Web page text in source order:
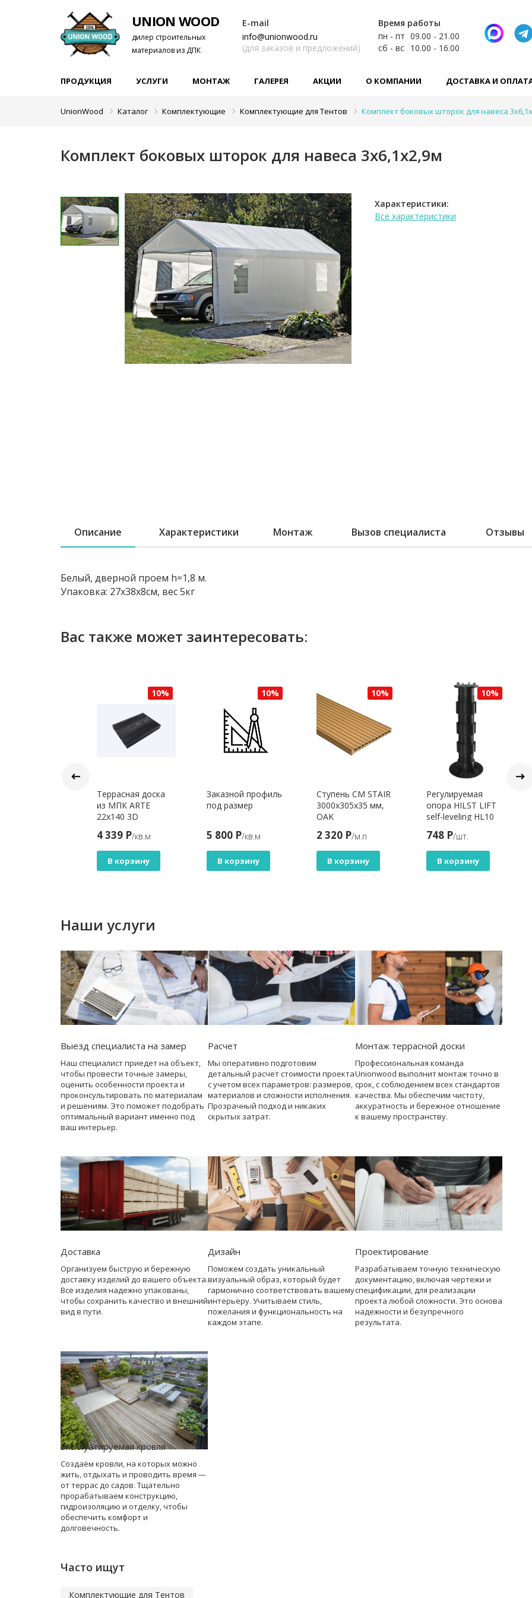
UNION WOOD
дилер строительных
материалов из ДПК
Время работы
пн - пт 09.00 - 21.00
сб - вс 10.00 - 16.00
E-mail
info@unionwood.ru
(для заказов и предложений)
ПРОДУКЦИЯ УСЛУГИ МОНТАЖ ГАЛЕРЕЯ АКЦИИ О КОМПАНИИ ДОСТАВКА И
UnionWood Каталог Комплектующие Комплектующие для Тентов Комплект боковых шторок для навеса
Комплект боковых шторок для навеса 3x6,1x2,9м
Характеристики:
Все характеристики
Описание Характеристики Монтаж Вызов специалиста Отзывы
Белый, дверной проем h=1,8 м.
Упаковка: 27х38х8см, вес 5кг
Вас также может заинтересовать:
10%
Террасная доска
из МПК ARTE
22x140 3D
4 339 Р/кв.м
В корзину
10%
Заказной профиль
под размер
5 800 Р/кв.м
В корзину
10%
Ступень CM STAIR
3000x305x35 мм,
OAK
2 320 Р/м.п
В корзину
10%
Регулируемая
опора HILST LIFT
self-leveling HL10
748 Р/шт.
В корзину
Наши услуги
Выезд специалиста на замер
Наш специалист приедет на объект,
чтобы провести точные замеры,
оценить особенности проекта и
проконсультировать по материалам
и решениям. Это поможет подобрать
оптимальный вариант именно под
ваш интерьер.
Расчет
Мы оперативно подготовим
детальный расчет стоимости проекта
с учетом всех параметров: размеров,
материалов и сложности исполнения.
Прозрачный подход и никаких
скрытых затрат.
Монтаж террасной доски
Профессиональная команда
Unionwood выполнит монтаж точно в
срок, с соблюдением всех стандартов
качества. Мы обеспечим чистоту,
аккуратность и бережное отношение
к вашему пространству.
Доставка
Организуем быструю и бережную
доставку изделий до вашего объекта.
Все изделия надежно упакованы,
чтобы сохранить качество и внешний
вид в пути.
Дизайн
Поможем создать уникальный
визуальный образ, который будет
гармонично соответствовать вашему
интерьеру. Учитываем стиль,
пожелания и функциональность на
каждом этапе.
Проектирование
Разрабатываем точную техническую
документацию, включая чертежи и
спецификации, для реализации
проекта любой сложности. Это основа
надежности и безупречного
результата.
Эксплуатируемая кровля
Создаём кровли, на которых можно
жить, отдыхать и проводить время —
от террас до садов. Тщательно
прорабатываем конструкцию,
гидроизоляцию и отделку, чтобы
обеспечить комфорт и
долговечность.
Часто ищут
Комплектующие для Тентов